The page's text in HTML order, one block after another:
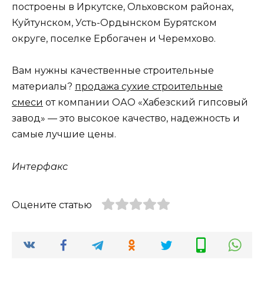
построены в Иркутске, Ольховском районах,
Куйтунском, Усть-Ордынском Бурятском
округе, поселке Ербогачен и Черемхово.
Вам нужны качественные строительные
материалы? продажа сухие строительные
смеси от компании ОАО «Хабезский гипсовый
завод» — это высокое качество, надежность и
самые лучшие цены.
Интерфакс
Оцените статью